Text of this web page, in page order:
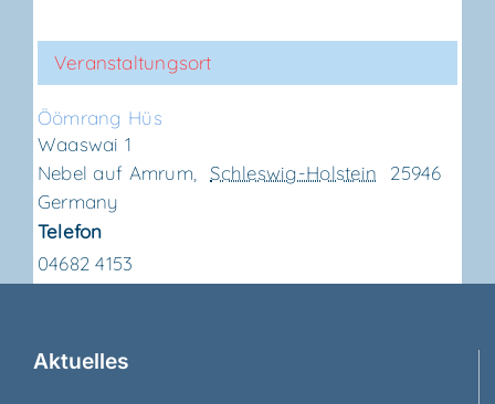
Veranstaltungsort
Ööm­rang Hüs
Waaswai 1
Nebel auf Amrum
Schleswig-Holstein
25946
Germany
Telefon
04682 4153
Aktu­el­les